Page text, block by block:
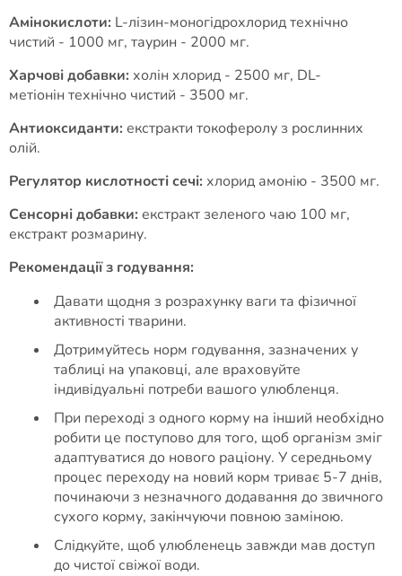
Амінокислоти: L-лізин-моногідрохлорид технічно
чистий - 1000 мг, таурин - 2000 мг.
Харчові добавки: холін хлорид - 2500 мг, DL-
метіонін технічно чистий - 3500 мг.
Антиоксиданти: екстракти токоферолу з рослинних
олій.
Регулятор кислотності сечі: хлорид амонію - 3500 мг.
Сенсорні добавки: екстракт зеленого чаю 100 мг,
екстракт розмарину.
Рекомендації з годування:
Давати щодня з розрахунку ваги та фізичної
активності тварини.
Дотримуйтесь норм годування, зазначених у
таблиці на упаковці, але враховуйте
індивідуальні потреби вашого улюбленця.
При переході з одного корму на інший необхідно
робити це поступово для того, щоб організм зміг
адаптуватися до нового раціону. У середньому
процес переходу на новий корм триває 5-7 днів,
починаючи з незначного додавання до звичного
сухого корму, закінчуючи повною заміною.
Слідкуйте, щоб улюбленець завжди мав доступ
до чистої свіжої води.